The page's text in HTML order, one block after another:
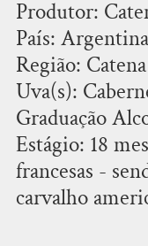
Produtor:
País: Argentina
Região:
Uva(s):
Graduação
Estágio: 18
francesas -
carvalho